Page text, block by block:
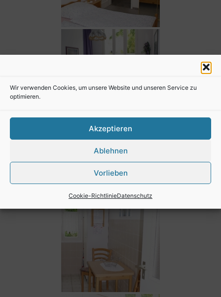
Wir verwenden Cookies, um unsere Website und unseren Service zu
optimieren.
Akzeptieren
Ablehnen
Vorlieben
Cookie-RichtlinieDatenschutz